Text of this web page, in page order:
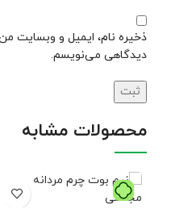
ذخیره نام، ایمیل و وبسایت
دیدگاهی می‌نویسم.
محصولات مشابه